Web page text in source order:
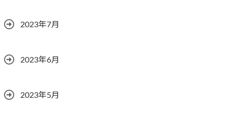
2023年7月
2023年6月
2023年5月